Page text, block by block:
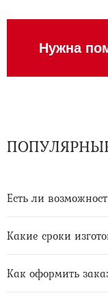
Нужна
Есть ли
Какие сроки
Как оформить